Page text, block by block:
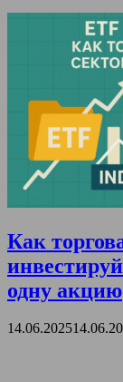
Как
одну акцию
14.06.2025